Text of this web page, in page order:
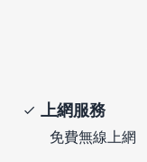
上網服務
免費無線上網